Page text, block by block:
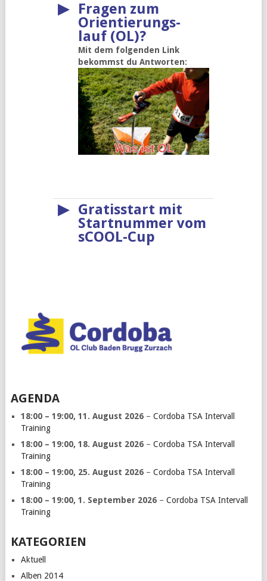
▶
Fragen zum
Orientierungs-
lauf (OL)?
Mit dem folgenden Link
bekommst du Antworten:
▶
Gratisstart mit
Startnummer vom
sCOOL-Cup
AGENDA
18:00 – 19:00, 11. August 2026– Cordoba TSA Intervall
Training
18:00 – 19:00, 18. August 2026– Cordoba TSA Intervall
Training
18:00 – 19:00, 25. August 2026– Cordoba TSA Intervall
Training
18:00 – 19:00, 1. September 2026– Cordoba TSA Intervall
Training
KATEGORIEN
Aktuell
Alben 2014